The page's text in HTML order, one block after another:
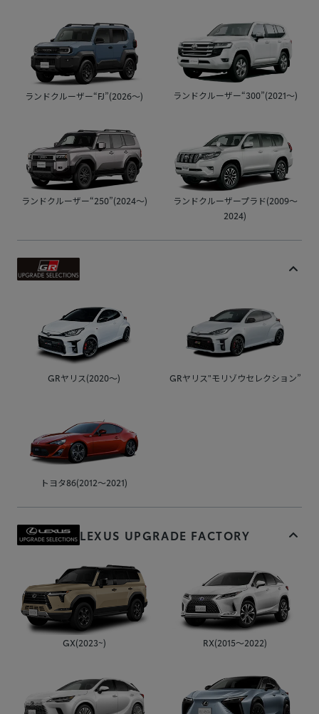
ランドクルーザー“FJ”(2026～) ランドクルーザー“300”(2021～)
ランドクルーザー“250”(2024～)
ランドクルーザープラド(2009～
2024)
GRヤリス(2020～) GRヤリス"モリゾウセレクション”
トヨタ86(2012～2021)
LEXUS UPGRADE FACTORY
GX(2023~) RX(2015～2022)